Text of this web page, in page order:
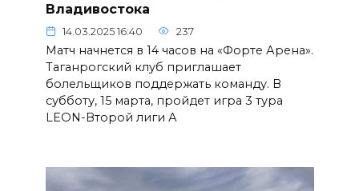
Владивостока
14.03.2025 16:40 237
Матч начнется в 14 часов на «Форте Арена».
Таганрогский клуб приглашает
болельщиков поддержать команду. В
субботу, 15 марта, пройдет игра 3 тура
LEON-Второй лиги А